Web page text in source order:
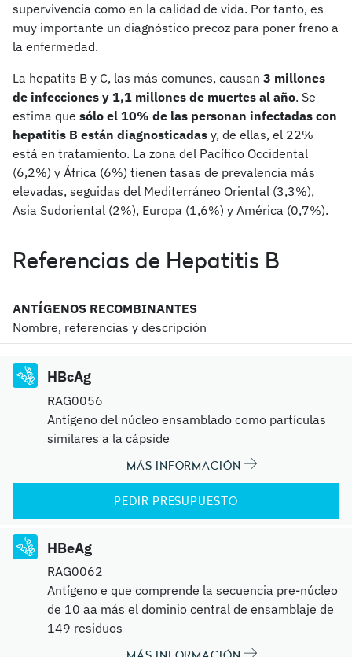
supervivencia como en la calidad de vida. Por tanto, es
muy importante un diagnóstico precoz para poner freno a
la enfermedad.
La hepatits B y C, las más comunes, causan 3 millones
de infecciones y 1,1 millones de muertes al año. Se
estima que sólo el 10% de las personan infectadas con
hepatitis B están diagnosticadas y, de ellas, el 22%
está en tratamiento. La zona del Pacífico Occidental
(6,2%) y África (6%) tienen tasas de prevalencia más
elevadas, seguidas del Mediterráneo Oriental (3,3%),
Asia Sudoriental (2%), Europa (1,6%) y América (0,7%).
Referencias de Hepatitis B
ANTÍGENOS RECOMBINANTES
Nombre, referencias y descripción
HBcAg
RAG0056
Antígeno del núcleo ensamblado como partículas
similares a la cápside
MÁS INFORMACIÓN
PEDIR PRESUPUESTO
HBeAg
RAG0062
Antígeno e que comprende la secuencia pre-núcleo
de 10 aa más el dominio central de ensamblaje de
149 residuos